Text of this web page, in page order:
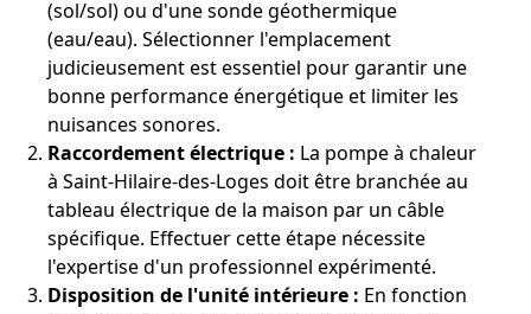
(sol/sol) ou d'une sonde géothermique
(eau/eau). Sélectionner l'emplacement
judicieusement est essentiel pour garantir une
bonne performance énergétique et limiter les
nuisances sonores.
Raccordement électrique : La pompe à chaleur
à Saint-Hilaire-des-Loges doit être branchée au
tableau électrique de la maison par un câble
spécifique. Effectuer cette étape nécessite
l'expertise d'un professionnel expérimenté.
Disposition de l'unité intérieure : En fonction